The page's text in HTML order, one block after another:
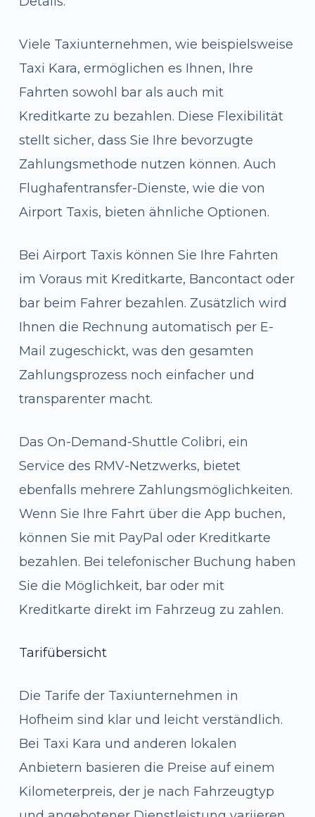
Viele Taxiunternehmen, wie beispielsweise
Taxi Kara, ermöglichen es Ihnen, Ihre
Fahrten sowohl bar als auch mit
Kreditkarte zu bezahlen. Diese Flexibilität
stellt sicher, dass Sie Ihre bevorzugte
Zahlungsmethode nutzen können. Auch
Flughafentransfer-Dienste, wie die von
Airport Taxis, bieten ähnliche Optionen.
Bei Airport Taxis können Sie Ihre Fahrten
im Voraus mit Kreditkarte, Bancontact oder
bar beim Fahrer bezahlen. Zusätzlich wird
Ihnen die Rechnung automatisch per E-
Mail zugeschickt, was den gesamten
Zahlungsprozess noch einfacher und
transparenter macht.
Das On-Demand-Shuttle Colibri, ein
Service des RMV-Netzwerks, bietet
ebenfalls mehrere Zahlungsmöglichkeiten.
Wenn Sie Ihre Fahrt über die App buchen,
können Sie mit PayPal oder Kreditkarte
bezahlen. Bei telefonischer Buchung haben
Sie die Möglichkeit, bar oder mit
Kreditkarte direkt im Fahrzeug zu zahlen.
Tarifübersicht
Die Tarife der Taxiunternehmen in
Hofheim sind klar und leicht verständlich.
Bei Taxi Kara und anderen lokalen
Anbietern basieren die Preise auf einem
Kilometerpreis, der je nach Fahrzeugtyp